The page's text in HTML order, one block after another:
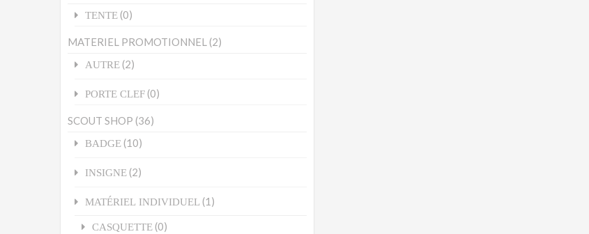
TENTE (0)
MATERIEL PROMOTIONNEL (2)
AUTRE (2)
PORTE CLEF (0)
SCOUT SHOP (36)
BADGE (10)
INSIGNE (2)
MATÉRIEL INDIVIDUEL (1)
CASQUETTE (0)